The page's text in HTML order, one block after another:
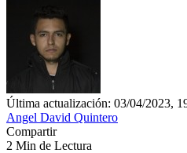
Última actualización: 03/04/2023,
Angel David Quintero
Compartir
2 Min de Lectura